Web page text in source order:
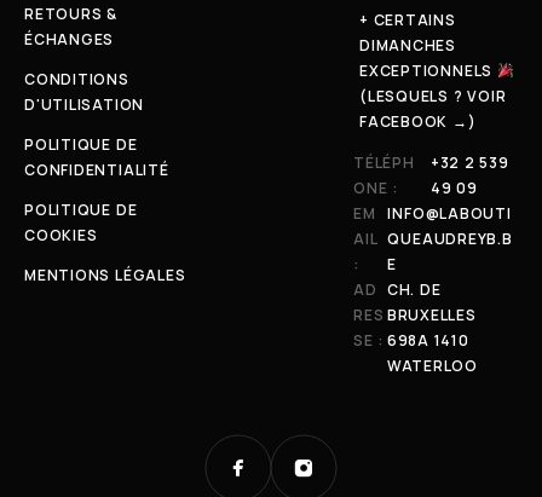
RETOURS &
ÉCHANGES
CONDITIONS
D'UTILISATION
POLITIQUE DE
CONFIDENTIALITÉ
POLITIQUE DE
COOKIES
MENTIONS LÉGALES
+ CERTAINS
DIMANCHES
EXCEPTIONNELS
(LESQUELS ? VOIR
FACEBOOK →)
TÉLÉPH
ONE :
+32 2 539
49 09
EM
AIL
:
INFO@LABOUTI
QUEAUDREYB.B
E
AD
RES
SE :
CH. DE
BRUXELLES
698A 1410
WATERLOO